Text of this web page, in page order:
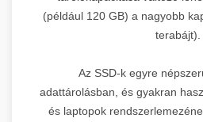
(például 120 GB) a nagyobb
terabájt).
Az SSD-k egyre
adattárolásban, és gyakran
és laptopok